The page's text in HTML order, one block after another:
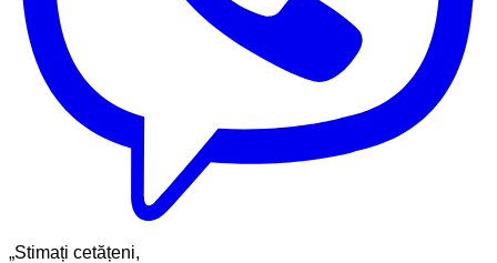
„Stimați cetățeni,